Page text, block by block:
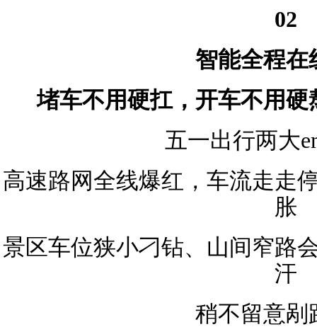
02
智能全程在
堵车不用硬扛，开车不用
五一出行两大
高速路网全线爆红，车流走走
胀
景区车位狭小刁钻、山间窄路
汗
稍不留意剐